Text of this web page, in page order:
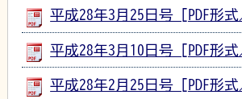
平成28年3月25日号 [PDF形式
平成28年3月10日号 [PDF形式
平成28年2月25日号 [PDF形式